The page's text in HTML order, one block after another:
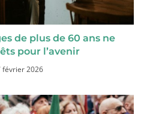
de plus de 60 ans ne
pour l’avenir
février 2026